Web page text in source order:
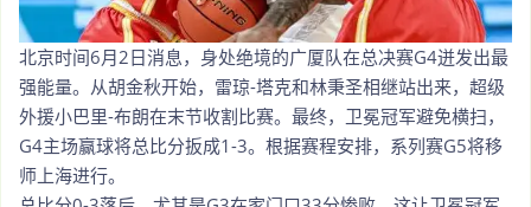
北京时间6月2日消息，身处绝境的广厦队在总决赛G4迸发出最
强能量。从胡金秋开始，雷琼-塔克和林秉圣相继站出来，超级
外援小巴里-布朗在末节收割比赛。最终，卫冕冠军避免横扫，
G4主场赢球将总比分扳成1-3。根据赛程安排，系列赛G5将移
师上海进行。